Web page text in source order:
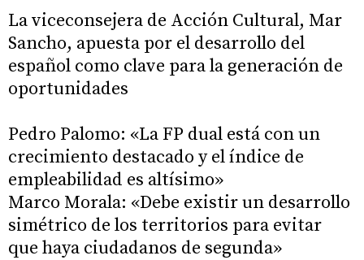
La viceconsejera de Acción Cultural, Mar
Sancho, apuesta por el desarrollo del
español como clave para la generación de
oportunidades
Pedro Palomo: «La FP dual está con un
crecimiento destacado y el índice de
empleabilidad es altísimo»
Marco Morala: «Debe existir un desarrollo
simétrico de los territorios para evitar
que haya ciudadanos de segunda»